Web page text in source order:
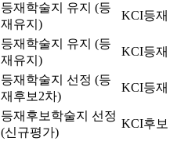
등재학술지 유지 (등
재유지)
KCI등재
등재학술지 유지 (등
재유지)
KCI등재
등재학술지 선정 (등
재후보2차)
KCI등재
등재후보학술지 선정
(신규평가)
KCI후보